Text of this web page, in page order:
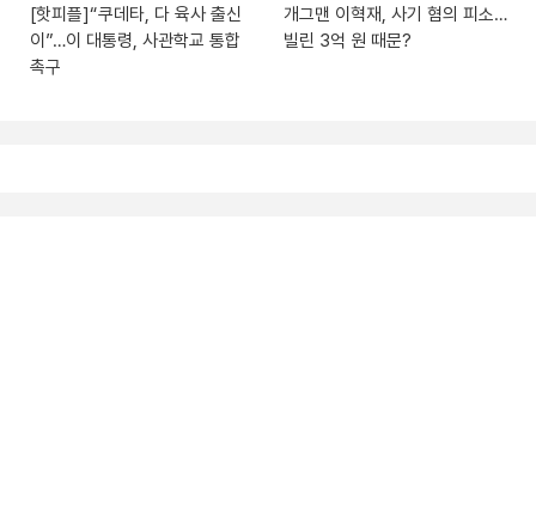
[핫피플]“쿠데타, 다 육사 출신
이”…이 대통령, 사관학교 통합
촉구
개그맨 이혁재, 사기 혐의 피소…
빌린 3억 원 때문?